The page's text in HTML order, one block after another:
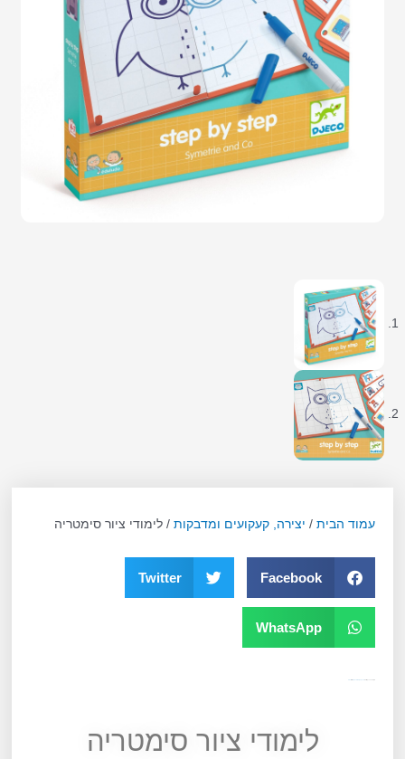
עמוד הבית / יצירה, קעקועים ומדבקות / לימודי ציור סימטריה
Facebook
Twitter
WhatsApp
לימודי ציור סימטריה